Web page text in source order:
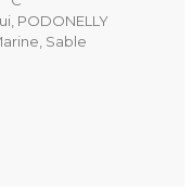
PODONELLY
Sable